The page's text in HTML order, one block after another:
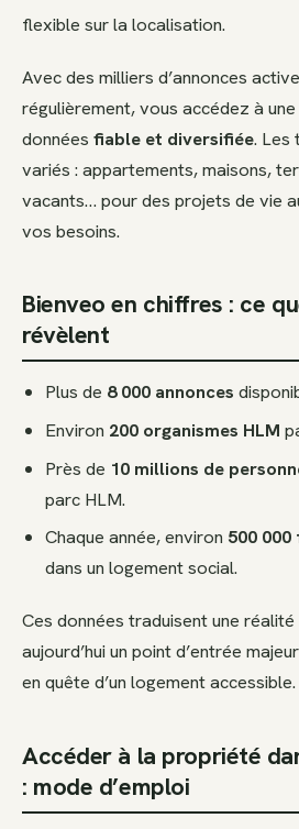
flexible sur la localisation.
Avec des milliers d’annonces
régulièrement, vous accédez à
données fiable et diversifiée. Les
variés : appartements, maisons,
vacants… pour des projets de vie
vos besoins.
Bienveo en chiffres : ce
révèlent
Plus de 8 000 annonces
Environ 200 organismes HLM
Près de 10 millions de
parc HLM.
Chaque année, environ 500
dans un logement social.
Ces données traduisent une
aujourd’hui un point d’entrée
en quête d’un logement accessible.
Accéder à la propriété
: mode d’emploi